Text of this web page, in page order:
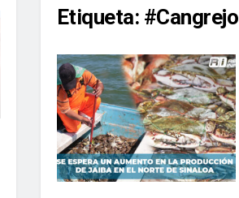
Etiqueta: #Cangrejo